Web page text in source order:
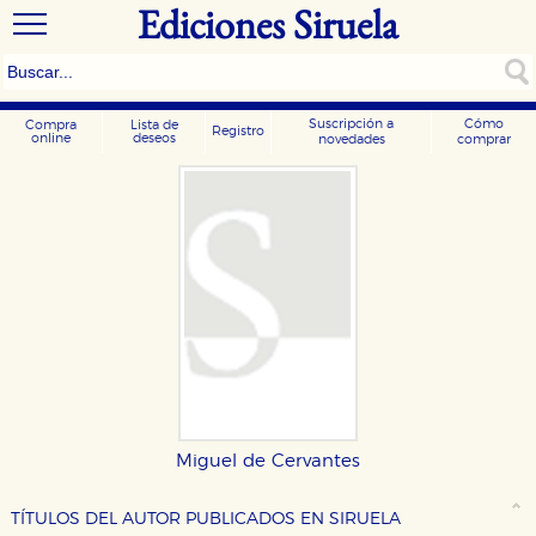
Ediciones Siruela
Compra
online
Lista de
deseos
Registro
Suscripción a
novedades
Cómo
comprar
Miguel de Cervantes
TÍTULOS DEL AUTOR PUBLICADOS EN SIRUELA
CONFIGURACIÓN DE COOKIES
HABILITAR TODO RECHAZAR TODO